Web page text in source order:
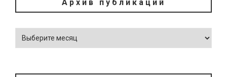
Архив публикаций